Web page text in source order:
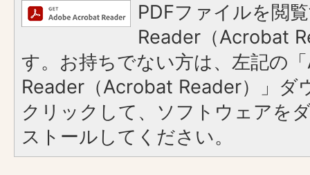
PDFファイルを閲
Reader（Acrobat
す。お持ちでない方は、左記の
Reader（Acrobat Reader）」ダ
クリックして、ソフトウェアを
ストールしてください。